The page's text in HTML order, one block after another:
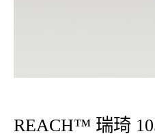
REACH™ 瑞琦